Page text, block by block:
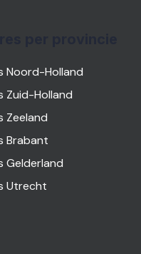
Noord-Holland
Zuid-Holland
Zeeland
Brabant
Gelderland
Utrecht